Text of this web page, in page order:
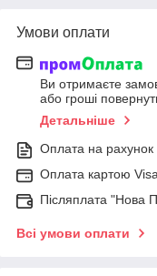
Умови оплати
Ви отримаєте
або гроші
Детальніше
Оплата на рахунок
Оплата картою
Післяплата "Нова
Всі умови оплати